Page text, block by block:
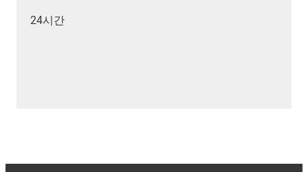
24시간